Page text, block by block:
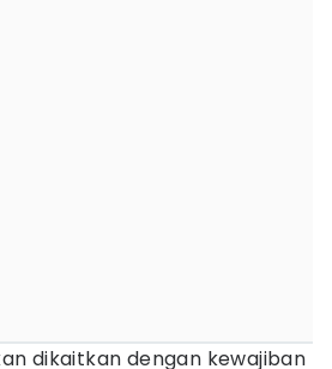
dikaitkan dengan kewajiban